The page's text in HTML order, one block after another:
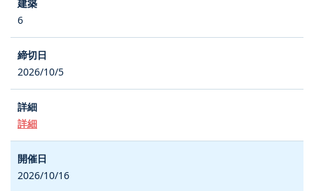
6
2026/10/5
詳細
2026/10/16